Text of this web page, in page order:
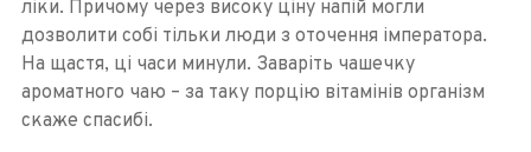
ліки. Причому через високу ціну напій могли
дозволити собі тільки люди з оточення імператора.
На щастя, ці часи минули. Заваріть чашечку
ароматного чаю – за таку порцію вітамінів організм
скаже спасибі.